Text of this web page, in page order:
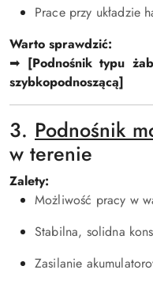
Prace przy układzie
Warto sprawdzić:
➡ [Podnośnik typu
szybkopodnoszącą]
3. Podnośnik
w terenie
Zalety:
Możliwość pracy w
Stabilna, solidna
Zasilanie